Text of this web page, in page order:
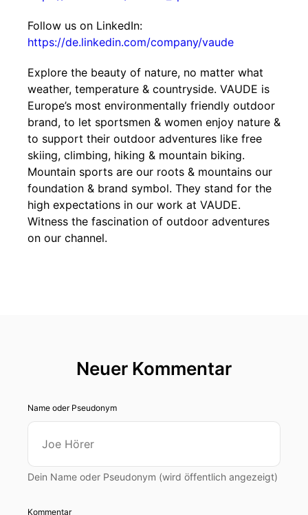
Follow us on LinkedIn:
https://de.linkedin.com/company/vaude
Explore the beauty of nature, no matter what
weather, temperature & countryside. VAUDE is
Europe’s most environmentally friendly outdoor
brand, to let sportsmen & women enjoy nature &
to support their outdoor adventures like free
skiing, climbing, hiking & mountain biking.
Mountain sports are our roots & mountains our
foundation & brand symbol. They stand for the
high expectations in our work at VAUDE.
Witness the fascination of outdoor adventures
on our channel.
Neuer Kommentar
Name oder Pseudonym
Dein Name oder Pseudonym (wird öffentlich angezeigt)
Kommentar